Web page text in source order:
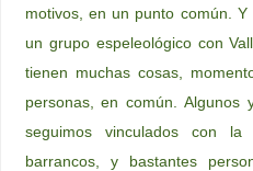
motivos, en un punto común.
un grupo espeleológico con
tienen muchas cosas,
personas, en común. Algunos
seguimos vinculados con
barrancos, y bastantes